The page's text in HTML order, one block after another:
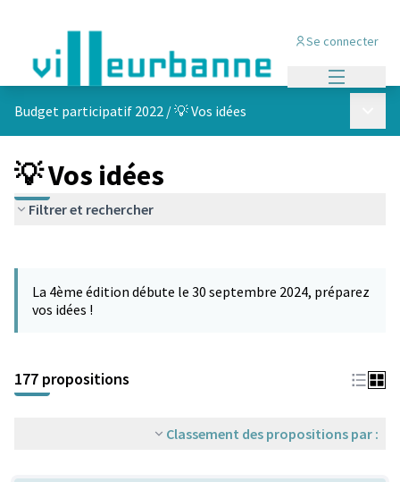
Se connecter
Budget participatif 2022 /💡 Vos idées
💡 Vos idées
Filtrer et rechercher
−
La 4ème édition débute le 30 septembre 2024, préparez
vos idées !
177 propositions
Classement des propositions par :